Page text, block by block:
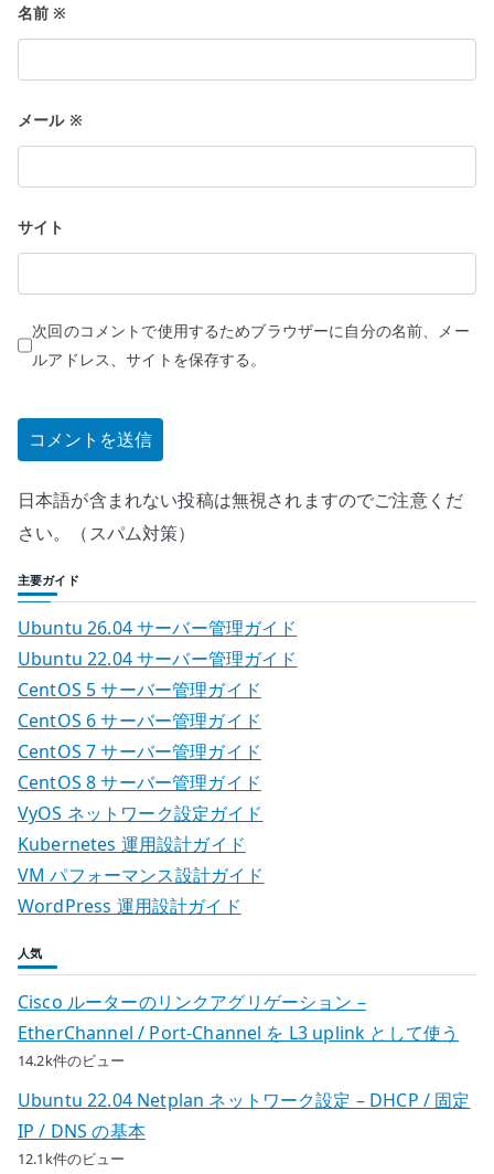
名前※
メール ※
サイト
次回のコメントで使用するためブラウザーに自分の名前、メー
ルアドレス、サイトを保存する。
日本語が含まれない投稿は無視されますのでご注意くだ
さい。（スパム対策）
主要ガイド
Ubuntu 26.04 サーバー管理ガイド
Ubuntu 22.04 サーバー管理ガイド
CentOS 5 サーバー管理ガイド
CentOS 6 サーバー管理ガイド
CentOS 7 サーバー管理ガイド
CentOS 8 サーバー管理ガイド
VyOS ネットワーク設定ガイド
Kubernetes 運用設計ガイド
VM パフォーマンス設計ガイド
WordPress 運用設計ガイド
人気
Cisco ルーターのリンクアグリゲーション –
EtherChannel / Port-Channel を L3 uplink として使う
14.2k件のビュー
Ubuntu 22.04 Netplan ネットワーク設定 – DHCP / 固定
IP / DNS の基本
12.1k件のビュー